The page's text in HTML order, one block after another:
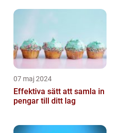
07 maj 2024
Effektiva sätt att samla in
pengar till ditt lag